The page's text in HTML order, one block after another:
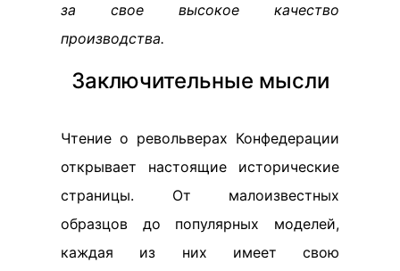
за свое высокое качество
производства.
Заключительные мысли
Чтение о револьверах Конфедерации
открывает настоящие исторические
страницы. От малоизвестных
образцов до популярных моделей,
каждая из них имеет свою